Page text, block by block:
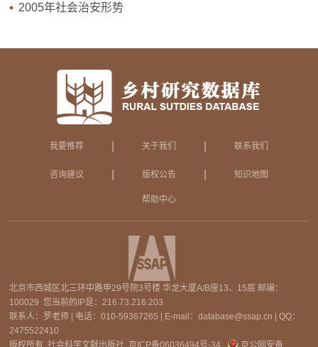
2005年社会治安形势
我要推荐 关于我们 联系我们
咨询建议 版权公告 知识地图
帮助中心
北京市西城区北三环中路甲29号院3号楼 华龙大厦A/B座13、15层 邮编：
100029 您当前的IP是： 216.73.216.203
联系人：罗老师 | 电话：010-59367265 | E-mail：database@ssap.cn | QQ：
2475522410
版权所有 社会科学文献出版社 京ICP备06036494号-34 京公网安备